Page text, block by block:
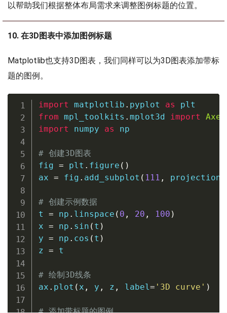
以帮助我们根据整体布局需求来调整图例标题的位置。
10. 在3D图表中添加图例标题
Matplotlib也支持3D图表，我们同样可以为3D图表添加带标
题的图例。
import matplotlib . pyplot as
from mpl_toolkits . mplot3d import
import numpy as np
# 创建3D图表
fig = plt . figure ( )
ax = fig . add_subplot ( 111 , projection
# 创建示例数据
t = np . linspace ( 0 , 20 , 100 )
x = np . sin ( t )
y = np . cos ( t )
z = t
# 绘制3D线条
ax . plot ( x , y , z , label= '3D curve' )